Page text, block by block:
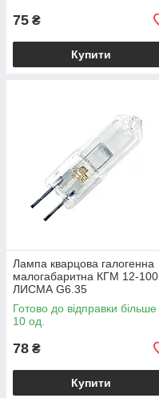
75 ₴
Купити
Лампа кварцова галогенна
малогабаритна КГМ 12-100
ЛИСМА G6.35
Готово до відправки більше
10 од.
78 ₴
Купити